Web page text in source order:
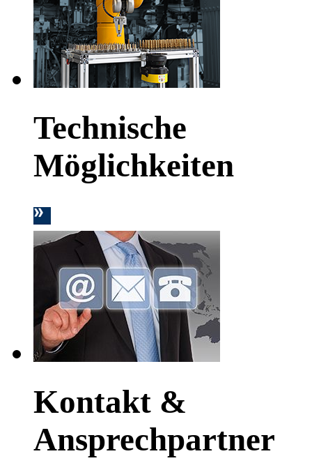
Technische
Möglichkeiten
Kontakt &
Ansprechpartner